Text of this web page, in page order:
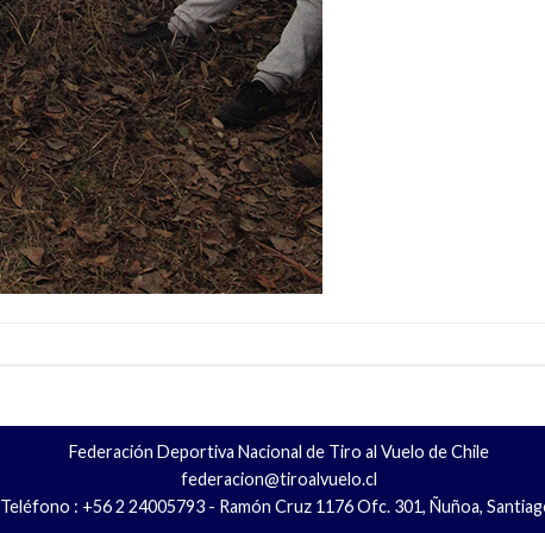
Federación Deportiva Nacional de Tiro al Vuelo de Chile
federacion@tiroalvuelo.cl
Teléfono : +56 2 24005793 - Ramón Cruz 1176 Ofc. 301, Ñuñoa,